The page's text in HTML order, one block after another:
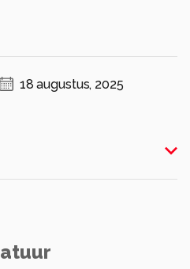
18 augustus, 2025